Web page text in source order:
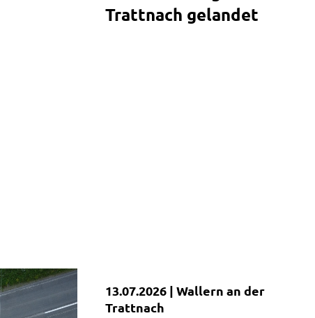
Trattnach gelandet
Kurzmeldung
13.07.2026 | Wallern an der
Trattnach